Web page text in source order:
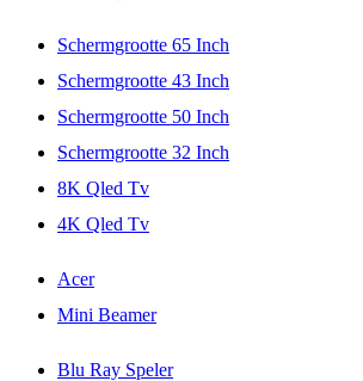
Schermgrootte 65 Inch
Schermgrootte 43 Inch
Schermgrootte 50 Inch
Schermgrootte 32 Inch
8K Qled Tv
4K Qled Tv
Acer
Mini Beamer
Blu Ray Speler